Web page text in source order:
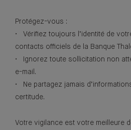
Protégez-vous :
• Vérifiez toujours l’identité de
contacts officiels de la Banque
• Ignorez toute sollicitation non
e-mail.
• Ne partagez jamais
certitude.
Votre vigilance est votre meilleure